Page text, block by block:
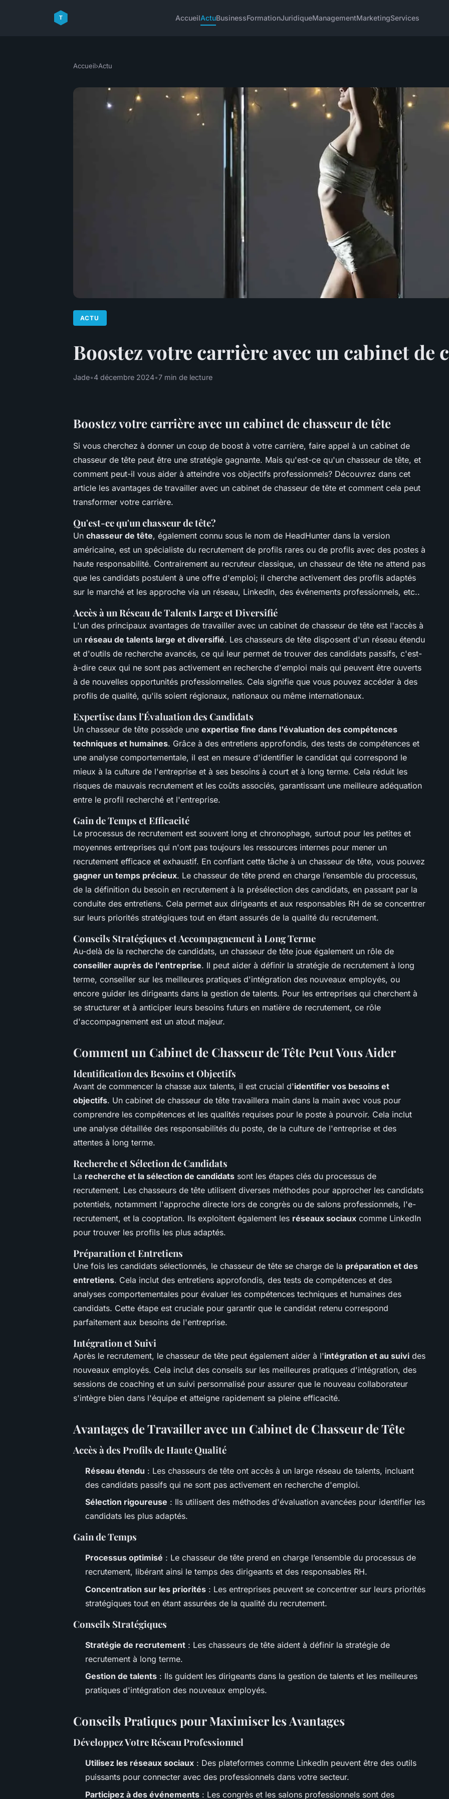
AccueilActuBusinessFormationJuridiqueManagementMarketingServices
Accueil›Actu
ACTU
Boostez votre carrière avec un cabinet de
Jade•4 décembre 2024•7 min de lecture
Boostez votre carrière avec un cabinet de chasseur de tête
Si vous cherchez à donner un coup de boost à votre carrière, faire appel à un cabinet de
chasseur de tête peut être une stratégie gagnante. Mais qu'est-ce qu'un chasseur de tête, et
comment peut-il vous aider à atteindre vos objectifs professionnels? Découvrez dans cet
article les avantages de travailler avec un cabinet de chasseur de tête et comment cela peut
transformer votre carrière.
Qu'est-ce qu'un chasseur de tête?
Un chasseur de tête, également connu sous le nom de HeadHunter dans la version
américaine, est un spécialiste du recrutement de profils rares ou de profils avec des postes à
haute responsabilité. Contrairement au recruteur classique, un chasseur de tête ne attend pas
que les candidats postulent à une offre d'emploi; il cherche activement des profils adaptés
sur le marché et les approche via un réseau, LinkedIn, des événements professionnels, etc..
Accès à un Réseau de Talents Large et Diversifié
L'un des principaux avantages de travailler avec un cabinet de chasseur de tête est l'accès à
un réseau de talents large et diversifié. Les chasseurs de tête disposent d'un réseau étendu
et d'outils de recherche avancés, ce qui leur permet de trouver des candidats passifs, c'est-
à-dire ceux qui ne sont pas activement en recherche d'emploi mais qui peuvent être ouverts
à de nouvelles opportunités professionnelles. Cela signifie que vous pouvez accéder à des
profils de qualité, qu'ils soient régionaux, nationaux ou même internationaux.
Expertise dans l'Évaluation des Candidats
Un chasseur de tête possède une expertise fine dans l'évaluation des compétences
techniques et humaines. Grâce à des entretiens approfondis, des tests de compétences et
une analyse comportementale, il est en mesure d'identifier le candidat qui correspond le
mieux à la culture de l'entreprise et à ses besoins à court et à long terme. Cela réduit les
risques de mauvais recrutement et les coûts associés, garantissant une meilleure adéquation
entre le profil recherché et l'entreprise.
Gain de Temps et Efficacité
Le processus de recrutement est souvent long et chronophage, surtout pour les petites et
moyennes entreprises qui n'ont pas toujours les ressources internes pour mener un
recrutement efficace et exhaustif. En confiant cette tâche à un chasseur de tête, vous pouvez
gagner un temps précieux. Le chasseur de tête prend en charge l’ensemble du processus,
de la définition du besoin en recrutement à la présélection des candidats, en passant par la
conduite des entretiens. Cela permet aux dirigeants et aux responsables RH de se concentrer
sur leurs priorités stratégiques tout en étant assurés de la qualité du recrutement.
Conseils Stratégiques et Accompagnement à Long Terme
Au-delà de la recherche de candidats, un chasseur de tête joue également un rôle de
conseiller auprès de l'entreprise. Il peut aider à définir la stratégie de recrutement à long
terme, conseiller sur les meilleures pratiques d'intégration des nouveaux employés, ou
encore guider les dirigeants dans la gestion de talents. Pour les entreprises qui cherchent à
se structurer et à anticiper leurs besoins futurs en matière de recrutement, ce rôle
d'accompagnement est un atout majeur.
Comment un Cabinet de Chasseur de Tête Peut Vous Aider
Identification des Besoins et Objectifs
Avant de commencer la chasse aux talents, il est crucial d'identifier vos besoins et
objectifs. Un cabinet de chasseur de tête travaillera main dans la main avec vous pour
comprendre les compétences et les qualités requises pour le poste à pourvoir. Cela inclut
une analyse détaillée des responsabilités du poste, de la culture de l'entreprise et des
attentes à long terme.
Recherche et Sélection de Candidats
La recherche et la sélection de candidats sont les étapes clés du processus de
recrutement. Les chasseurs de tête utilisent diverses méthodes pour approcher les candidats
potentiels, notamment l'approche directe lors de congrès ou de salons professionnels, l'e-
recrutement, et la cooptation. Ils exploitent également les réseaux sociaux comme LinkedIn
pour trouver les profils les plus adaptés.
Préparation et Entretiens
Une fois les candidats sélectionnés, le chasseur de tête se charge de la préparation et des
entretiens. Cela inclut des entretiens approfondis, des tests de compétences et des
analyses comportementales pour évaluer les compétences techniques et humaines des
candidats. Cette étape est cruciale pour garantir que le candidat retenu correspond
parfaitement aux besoins de l'entreprise.
Intégration et Suivi
Après le recrutement, le chasseur de tête peut également aider à l'intégration et au suivi des
nouveaux employés. Cela inclut des conseils sur les meilleures pratiques d'intégration, des
sessions de coaching et un suivi personnalisé pour assurer que le nouveau collaborateur
s'intègre bien dans l'équipe et atteigne rapidement sa pleine efficacité.
Avantages de Travailler avec un Cabinet de Chasseur de Tête
Accès à des Profils de Haute Qualité
Réseau étendu : Les chasseurs de tête ont accès à un large réseau de talents, incluant
des candidats passifs qui ne sont pas activement en recherche d'emploi.
Sélection rigoureuse : Ils utilisent des méthodes d'évaluation avancées pour identifier les
candidats les plus adaptés.
Gain de Temps
Processus optimisé : Le chasseur de tête prend en charge l’ensemble du processus de
recrutement, libérant ainsi le temps des dirigeants et des responsables RH.
Concentration sur les priorités : Les entreprises peuvent se concentrer sur leurs priorités
stratégiques tout en étant assurées de la qualité du recrutement.
Conseils Stratégiques
Stratégie de recrutement : Les chasseurs de tête aident à définir la stratégie de
recrutement à long terme.
Gestion de talents : Ils guident les dirigeants dans la gestion de talents et les meilleures
pratiques d'intégration des nouveaux employés.
Conseils Pratiques pour Maximiser les Avantages
Développez Votre Réseau Professionnel
Utilisez les réseaux sociaux : Des plateformes comme LinkedIn peuvent être des outils
puissants pour connecter avec des professionnels dans votre secteur.
Participez à des événements : Les congrès et les salons professionnels sont des